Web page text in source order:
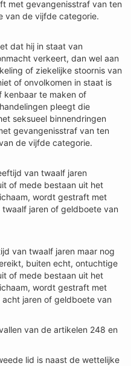
met gevangenisstraf van ten
van de vijfde categorie.
dat hij in staat van
verkeert, dan wel aan
of ziekelijke stoornis van
of onvolkomen in staat is
kenbaar te maken of
pleegt die
seksueel binnendringen
gevangenisstraf van ten
de vijfde categorie.
van twaalf jaren
of mede bestaan uit het
wordt gestraft met
jaren of geldboete van
van twaalf jaren maar nog
buiten echt, ontuchtige
of mede bestaan uit het
wordt gestraft met
jaren of geldboete van
van de artikelen 248 en
lid is naast de wettelijke